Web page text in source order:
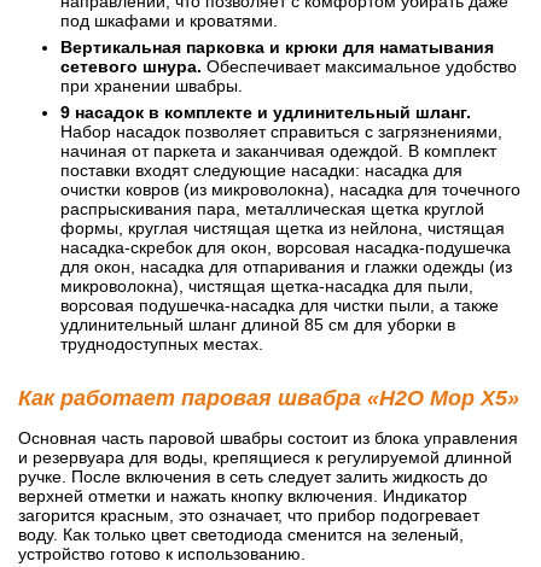
под шкафами и кроватями.
Вертикальная парковка и крюки для наматывания
сетевого шнура. Обеспечивает максимальное удобство
при хранении швабры.
9 насадок в комплекте и удлинительный шланг.
Набор насадок позволяет справиться с загрязнениями,
начиная от паркета и заканчивая одеждой. В комплект
поставки входят следующие насадки: насадка для
очистки ковров (из микроволокна), насадка для точечного
распрыскивания пара, металлическая щетка круглой
формы, круглая чистящая щетка из нейлона, чистящая
насадка-скребок для окон, ворсовая насадка-подушечка
для окон, насадка для отпаривания и глажки одежды (из
микроволокна), чистящая щетка-насадка для пыли,
ворсовая подушечка-насадка для чистки пыли, а также
удлинительный шланг длиной 85 см для уборки в
труднодоступных местах.
Как работает паровая швабра «H2O Mop X5»
Основная часть паровой швабры состоит из блока управления
и резервуара для воды, крепящиеся к регулируемой длинной
ручке. После включения в сеть следует залить жидкость до
верхней отметки и нажать кнопку включения. Индикатор
загорится красным, это означает, что прибор подогревает
воду. Как только цвет светодиода сменится на зеленый,
устройство готово к использованию.